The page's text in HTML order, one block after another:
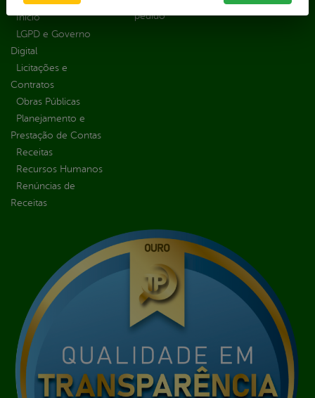
Inicio
LGPD e Governo
Digital
Licitações e
Contratos
Obras Públicas
Planejamento e
Prestação de Contas
Receitas
Recursos Humanos
Renúncias de
Receitas
pedido